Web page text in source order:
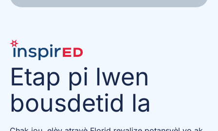
Etap pi lwen
bousdetid la